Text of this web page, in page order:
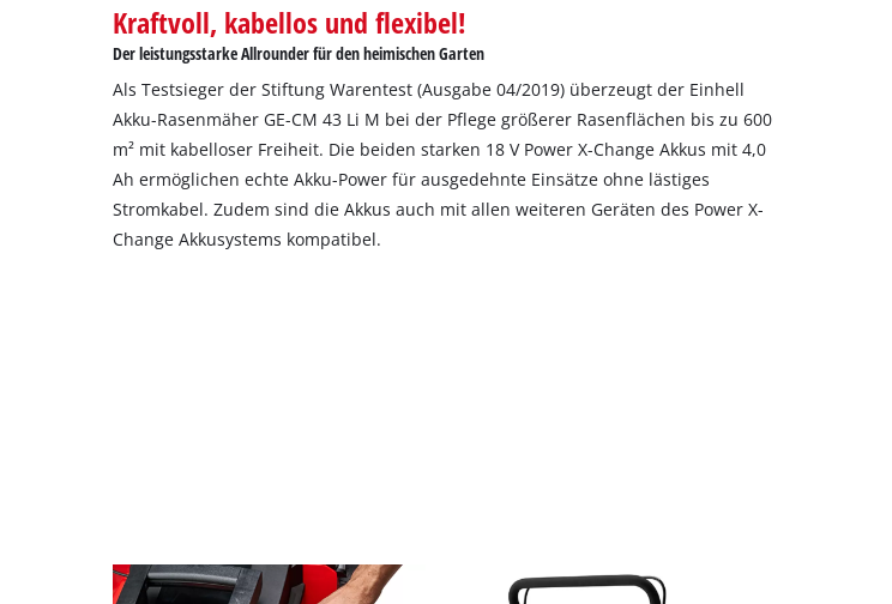
Kraftvoll, kabellos und flexibel!
Der leistungsstarke Allrounder für den heimischen Garten
Als Testsieger der Stiftung Warentest (Ausgabe 04/2019) überzeugt der Einhell
Akku-Rasenmäher GE-CM 43 Li M bei der Pflege größerer Rasenflächen bis zu 600
m² mit kabelloser Freiheit. Die beiden starken 18 V Power X-Change Akkus mit 4,0
Ah ermöglichen echte Akku-Power für ausgedehnte Einsätze ohne lästiges
Stromkabel. Zudem sind die Akkus auch mit allen weiteren Geräten des Power X-
Change Akkusystems kompatibel.